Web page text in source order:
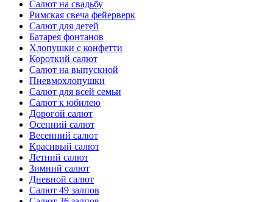
Салют на свадьбу
Римская свеча фейерверк
Салют для детей
Батарея фонтанов
Хлопушки с конфетти
Короткий салют
Салют на выпускной
Пневмохлопушки
Салют для всей семьи
Салют к юбилею
Дорогой салют
Осенний салют
Весенний салют
Красивый салют
Летний салют
Зимний салют
Дневной салют
Салют 49 залпов